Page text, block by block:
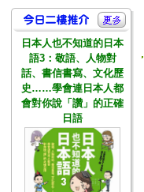
日本人也不知道的日本
語3：敬語、人物對
話、書信書寫、文化歷
史……學會連日本人都
會對你說「讚」的正確
日語